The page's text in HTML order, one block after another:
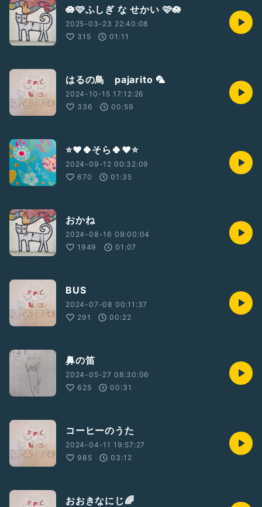
🪷🩷ふしぎ な せかい 🩷🪷
2025-03-23 22:40:08
315
01:11
はるの鳥 pajarito 🦜
2024-10-15 17:12:26
336
00:59
⭐❤️🍀そら🍀❤️⭐
2024-09-12 00:32:09
670
01:35
おかね
2024-08-16 09:00:04
1949
01:07
BUS
2024-07-08 00:11:37
291
00:22
鼻の笛
2024-05-27 08:30:06
625
00:31
コーヒーのうた
2024-04-11 19:57:27
985
03:12
おおきなにじ🌈